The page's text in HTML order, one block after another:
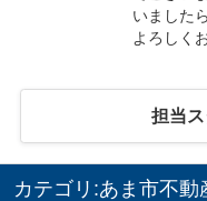
いました
よろしく
担当
カテゴリ:あま市不